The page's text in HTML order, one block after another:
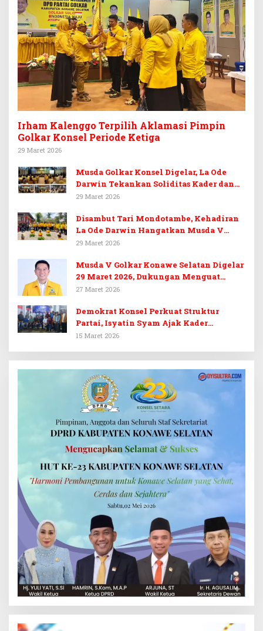
Irham Kalenggo Terpilih Aklamasi Pimpin
Golkar Konsel Periode Ketiga
29 Maret 2026
Musda Golkar Konsel Digelar, La Ode
Darwin Tekankan Soliditas Kader dan
Target 14 Kursi DPRD Konawe Selatan
29 Maret 2026
Disambut Tari Mondotambe, Kehadiran
La Ode Darwin Hangatkan Musda V
Golkar Konsel
29 Maret 2026
Musda V Golkar Konawe Selatan Digelar
29 Maret 2026, Dukungan Menguat
untuk Irham Kalenggo
27 Maret 2026
Demokrat Konsel Perkuat Struktur
Partai, Isyatin Syam Ajak Kader
Kembalikan Kejayaan
15 Maret 2026